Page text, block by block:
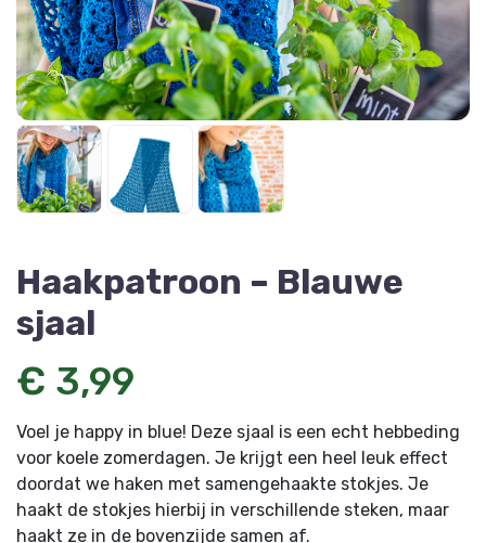
Haakpatroon – Blauwe
sjaal
€ 3,99
Voel je happy in blue! Deze sjaal is een echt hebbeding
voor koele zomerdagen. Je krijgt een heel leuk effect
doordat we haken met samengehaakte stokjes. Je
haakt de stokjes hierbij in verschillende steken, maar
haakt ze in de bovenzijde samen af.